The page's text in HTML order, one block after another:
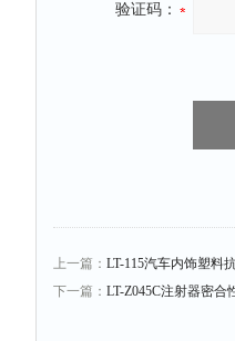
验证码：
上一篇： LT-115汽车内饰塑料
下一篇： LT-Z045C注射器密合